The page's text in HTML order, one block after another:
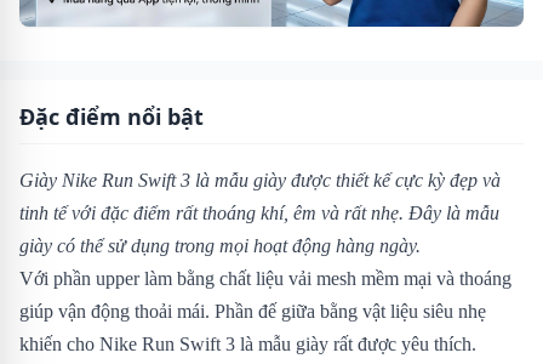
Đặc điểm nổi bật
Giày Nike Run Swift 3 là mẫu giày được thiết kế cực kỳ đẹp và
tinh tế với đặc điểm rất thoáng khí, êm và rất nhẹ. Đây là mẫu
giày có thể sử dụng trong mọi hoạt động hàng ngày.
Với phần upper làm bằng chất liệu vải mesh mềm mại và thoáng
giúp vận động thoải mái. Phần đế giữa bằng vật liệu siêu nhẹ
khiến cho Nike Run Swift 3 là mẫu giày rất được yêu thích.